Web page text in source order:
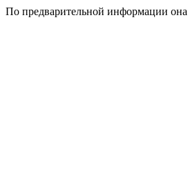
По предварительной информации